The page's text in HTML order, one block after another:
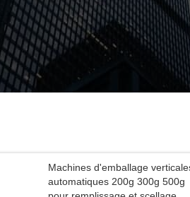
Machines d'emballage
automatiques 200g 300g 500g